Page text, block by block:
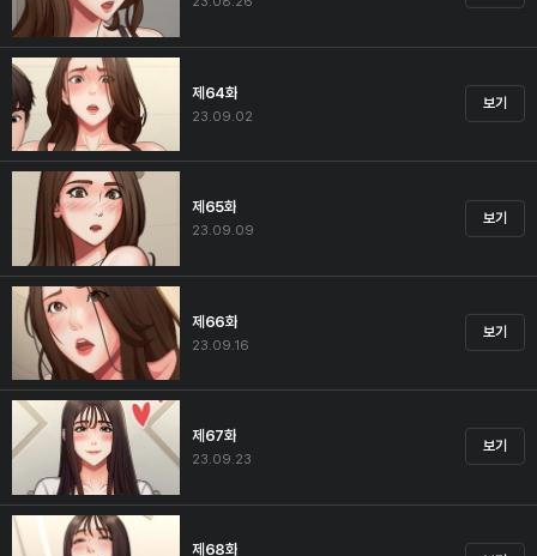
제64화
23.09.02
보기
제65화
23.09.09
보기
제66화
23.09.16
보기
제67화
23.09.23
보기
제68화